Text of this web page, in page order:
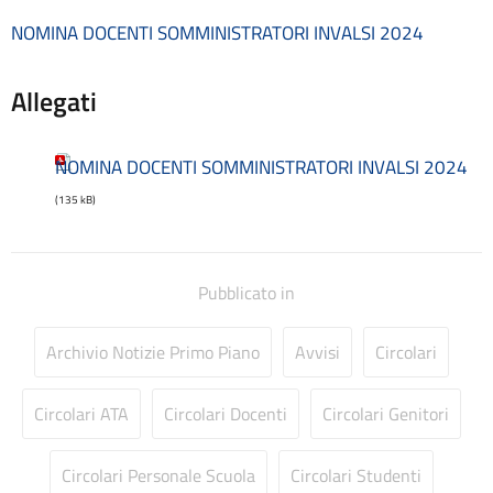
Contatti
Contrattazione integrativa
Cookie Policy (UE)
D.S.G.A.
Dirigente Scolastico
FAQ e VideoTutorial Registro Elettronico CLASSEVIVA
Galleria
Incarichi amministrativi di vertice
Inclusione e BES
NOMINA DOCENTI SOMMINISTRATORI INVALSI 2024
Allegati
NOMINA DOCENTI SOMMINISTRATORI INVALSI 2024
(135 kB)
Pubblicato in
Archivio Notizie Primo Piano Avvisi Circolari
Circolari ATA Circolari Docenti Circolari Genitori
Circolari Personale Scuola Circolari Studenti